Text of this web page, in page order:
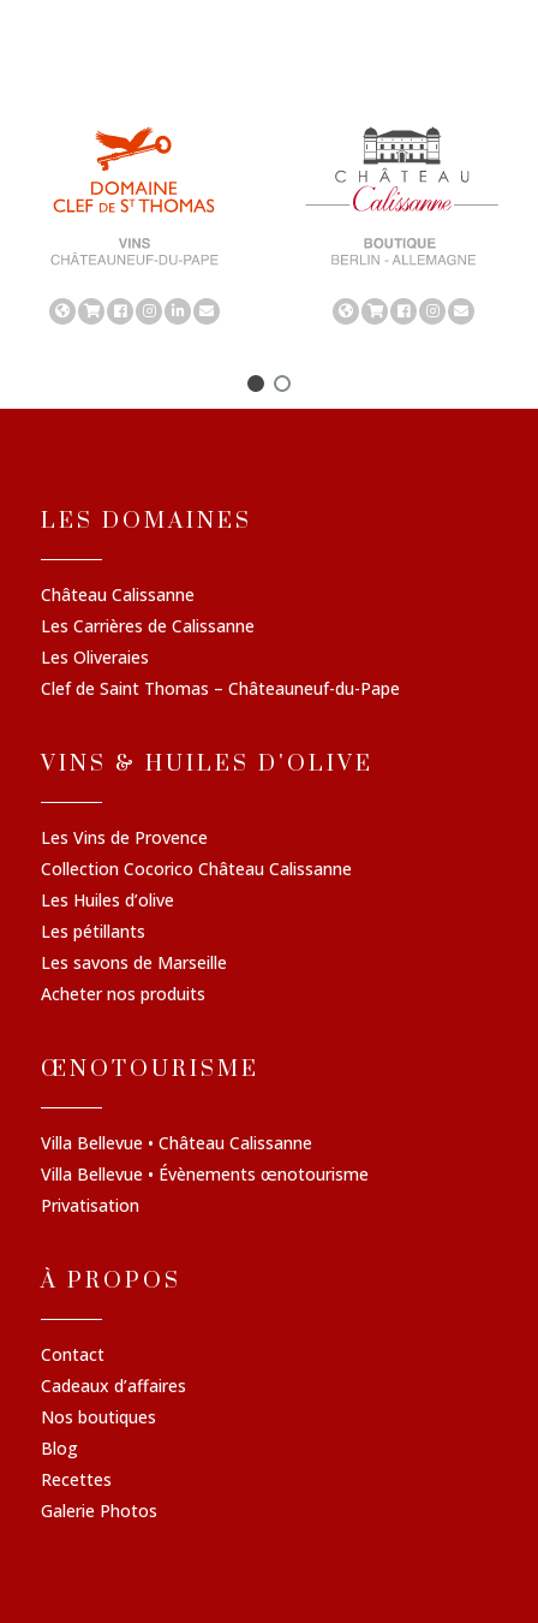
LES DOMAINES
Château Calissanne
Les Carrières de Calissanne
Les Oliveraies
Clef de Saint Thomas – Châteauneuf-du-Pape
VINS & HUILES D'OLIVE
Les Vins de Provence
Collection Cocorico Château Calissanne
Les Huiles d’olive
Les pétillants
Les savons de Marseille
Acheter nos produits
ŒNOTOURISME
Villa Bellevue • Château Calissanne
Villa Bellevue • Évènements œnotourisme
Privatisation
À PROPOS
Contact
Cadeaux d’affaires
Nos boutiques
Blog
Recettes
Galerie Photos